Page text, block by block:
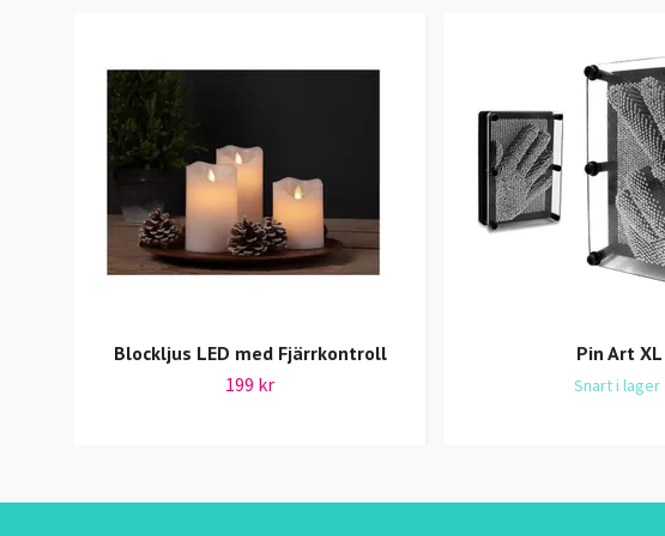
Blockljus LED med Fjärrkontroll
199 kr
Pin Art XL
Snart i lager